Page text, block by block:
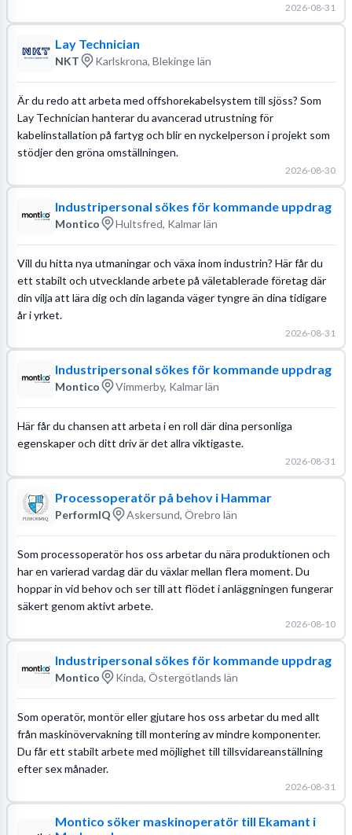
2026-08-31
Lay Technician
NKT Karlskrona, Blekinge län
Är du redo att arbeta med offshorekabelsystem till sjöss? Som
Lay Technician hanterar du avancerad utrustning för
kabelinstallation på fartyg och blir en nyckelperson i projekt som
stödjer den gröna omställningen.
2026-08-30
Industripersonal sökes för kommande uppdrag
Montico Hultsfred, Kalmar län
Vill du hitta nya utmaningar och växa inom industrin? Här får du
ett stabilt och utvecklande arbete på väletablerade företag där
din vilja att lära dig och din laganda väger tyngre än dina tidigare
år i yrket.
2026-08-31
Industripersonal sökes för kommande uppdrag
Montico Vimmerby, Kalmar län
Här får du chansen att arbeta i en roll där dina personliga
egenskaper och ditt driv är det allra viktigaste.
2026-08-31
Processoperatör på behov i Hammar
PerformIQ Askersund, Örebro län
Som processoperatör hos oss arbetar du nära produktionen och
har en varierad vardag där du växlar mellan flera moment. Du
hoppar in vid behov och ser till att flödet i anläggningen fungerar
säkert genom aktivt arbete.
2026-08-10
Industripersonal sökes för kommande uppdrag
Montico Kinda, Östergötlands län
Som operatör, montör eller gjutare hos oss arbetar du med allt
från maskinövervakning till montering av mindre komponenter.
Du får ett stabilt arbete med möjlighet till tillsvidareanställning
efter sex månader.
2026-08-31
Montico söker maskinoperatör till Ekamant i